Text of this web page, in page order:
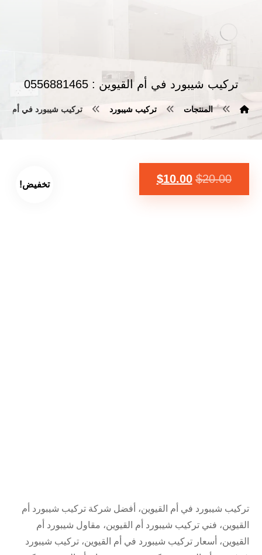
تركيب شيبورد في أم القيوين : 0556881465
المنتجات تركيب شيبورد تركيب شيبورد في أم القيوين :
تخفيض! $20.00
$10.00
تركيب شيبورد في أم القيوين، أفضل شركة تركيب شيبورد أم
القيوين، فني تركيب شيبورد أم القيوين، مقاول شيبورد أم
القيوين، أسعار تركيب شيبورد في أم القيوين، تركيب شيبورد